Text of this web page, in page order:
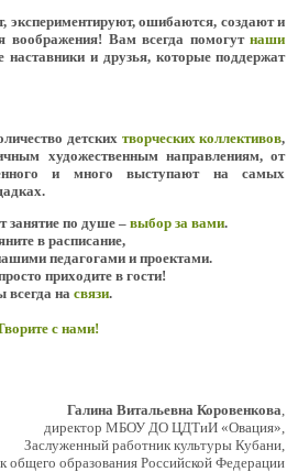
экспериментируют, ошибаются, создают и
воображения! Вам всегда помогутнаши
и друзья, которые поддержат
детских творческих коллективов,
художественным направлениям, от
и много выступают на самых
занятие по душе – выбор за вами.
в расписание,
педагогами и проектами.
приходите в гости!
всегда насвязи.
с нами!
Галина Витальевна Коровенкова,
директор МБОУ ДО ЦДТиИ «Овация»,
Заслуженный работник культуры Кубани,
общего образования Российской Федерации